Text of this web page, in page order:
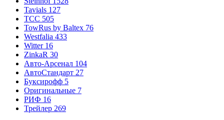
Tavials 127
TCC 505
TowRus by Baltex 76
Westfalia 433
Witter 16
ZinkaR 30
Авто-Арсенал 104
АвтоСтандарт 27
Буксирофф 5
Оригинальные 7
РИФ 16
Трейлер 269